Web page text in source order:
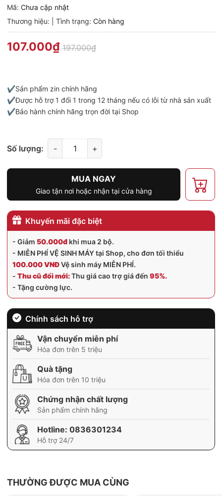
Mã: Chưa cập nhật
Thương hiệu:
Tình trạng: Còn hàng
107.000₫ 197.000₫
✔️Sản phẩm zin chính hãng
✔️Được hỗ trợ 1 đổi 1 trong 12 tháng nếu có lỗi từ nhà sản xuất
✔️Bảo hành chính hãng trọn đời tại Shop
Số lượng: - +
MUA NGAY
Giao tận nơi hoặc nhận tại cửa hàng
Khuyến mãi đặc biệt
- Giảm 50.000đ khi mua 2 bộ.
- MIỄN PHÍ VỆ SINH MÁY tại Shop, cho đơn tối thiểu
100.000 VNĐVệ sinh máy MIỄN PHÍ.
- Thu cũ đổi mới:Thu giá cao trợ giá đến 95%.
- Tặng cường lực.
Chính sách hỗ trợ
Vận chuyển miễn phí
Hóa đơn trên 5 triệu
Quà tặng
Hóa đơn trên 10 triệu
Chứng nhận chất lượng
Sản phẩm chính hãng
Hotline: 0836301234
Hỗ trợ 24/7
THƯỜNG ĐƯỢC MUA CÙNG
BH 12 tháng